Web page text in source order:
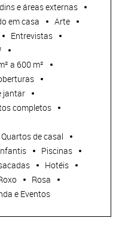
e áreas externas
em casa
Arte
Entrevistas
a 600 m²
jantar
completos
Quartos de casal
Piscinas
Hotéis
Rosa
e Eventos